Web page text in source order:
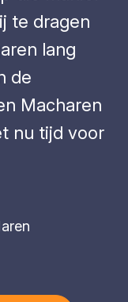
te dragen
lang
de
Macharen
nu tijd voor